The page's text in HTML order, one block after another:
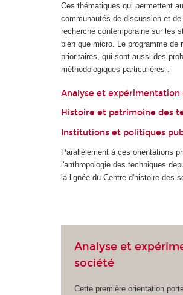
Ces thématiques qui permettent
communautés de discussion et
recherche contemporaine sur les
bien que micro. Le programme de
prioritaires, qui sont aussi des
méthodologiques particulières :
Analyse et
Histoire et patrimoine des
Institutions et politiques
Parallèlement à ces orientations
l'anthropologie des techniques
la lignée du Centre d'histoire des
Analyse et
société
Cette première orientation